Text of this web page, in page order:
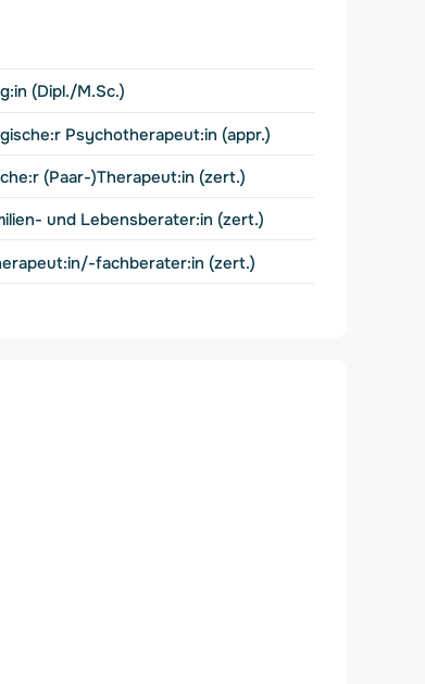
(Dipl./M.Sc.)
Psychotherapeut:in (appr.)
(Paar-)Therapeut:in (zert.)
und Lebensberater:in (zert.)
fachberater:in (zert.)